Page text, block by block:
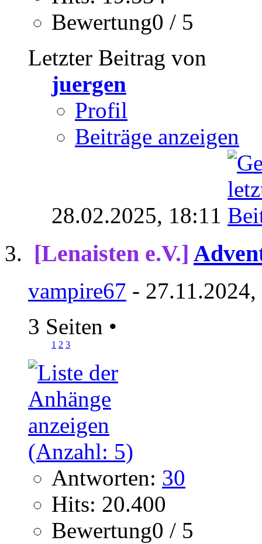
Bewertung0 / 5
Letzter Beitrag von
juergen
Profil
Beiträge anzeigen
28.02.2025, 18:11
[Lenaisten e.V.]
vampire67 -
3 Seiten •
1 2 3
Antworten: 30
Hits: 20.400
Bewertung0 / 5